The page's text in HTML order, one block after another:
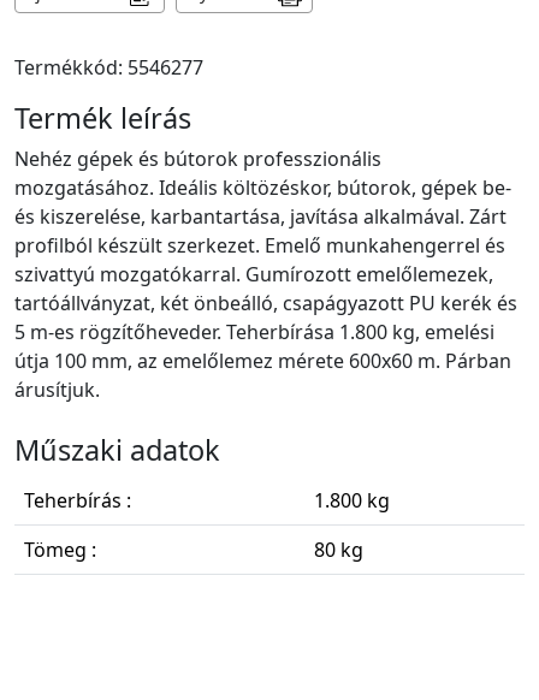
Termékkód: 5546277
Termék leírás
Nehéz gépek és bútorok professzionális
mozgatásához. Ideális költözéskor, bútorok, gépek be-
és kiszerelése, karbantartása, javítása alkalmával. Zárt
profilból készült szerkezet. Emelő munkahengerrel és
szivattyú mozgatókarral. Gumírozott emelőlemezek,
tartóállványzat, két önbeálló, csapágyazott PU kerék és
5 m-es rögzítőheveder. Teherbírása 1.800 kg, emelési
útja 100 mm, az emelőlemez mérete 600x60 m. Párban
árusítjuk.
Műszaki adatok
Teherbírás :
1.800 kg
Tömeg :
80 kg